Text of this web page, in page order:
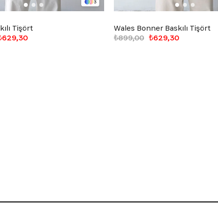
3
Tişört
Wales Bonner Baskılı Tişört
₺629,30
₺899,00